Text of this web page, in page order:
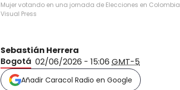
Mujer votando en una jornada de Elecciones en
Visual Press
Sebastián Herrera
Bogotá 02/06/2026 - 15:06 GMT-5
Añadir Caracol Radio en Google